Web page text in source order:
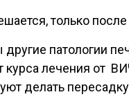
только
патологии
курса лечения от
делать